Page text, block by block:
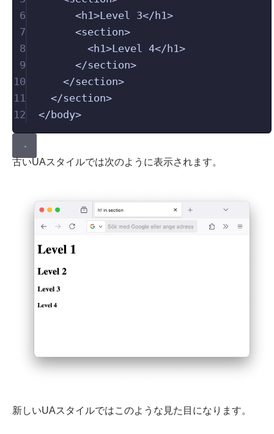
6
<h1>Level 3</h1>
7
<section>
8
<h1>Level 4</h1>
9
</section>
10
</section>
11
</section>
12
</body>
古いUAスタイルでは次のように表示されます。
新しいUAスタイルではこのような見た目になります。